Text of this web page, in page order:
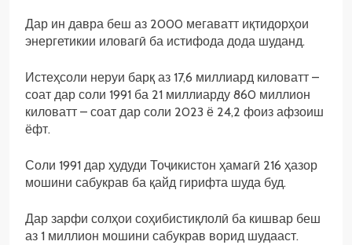
Дар ин давра беш аз 2000 мегаватт иқтидорҳои
энергетикии иловагӣ ба истифода дода шуданд.
Истеҳсоли неруи барқ аз 17,6 миллиард киловатт –
соат дар соли 1991 ба 21 миллиарду 860 миллион
киловатт – соат дар соли 2023 ё 24,2 фоиз афзоиш
ёфт.
Соли 1991 дар ҳудуди Тоҷикистон ҳамагӣ 216 ҳазор
мошини сабукрав ба қайд гирифта шуда буд.
Дар зарфи солҳои соҳибистиқлолӣ ба кишвар беш
аз 1 миллион мошини сабукрав ворид шудааст.